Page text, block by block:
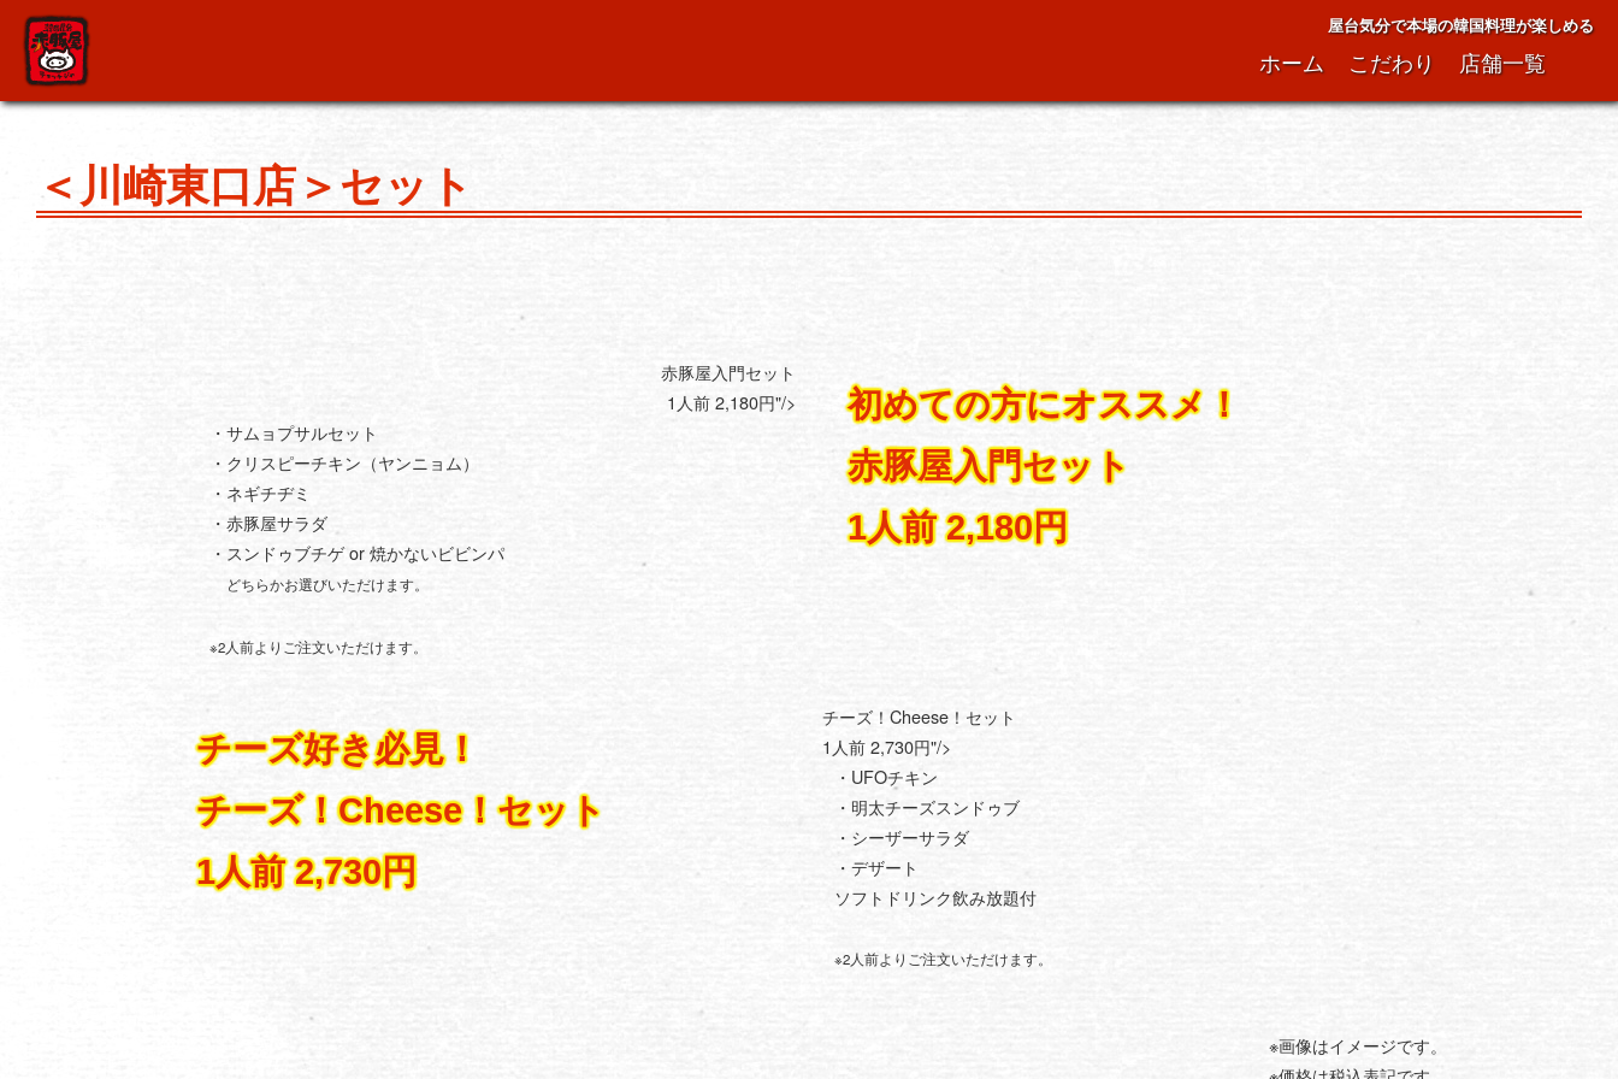
屋台気分で本場の韓国料理が楽しめる
ホーム こだわり 店舗一覧
＜川崎東口店＞セット
初めての方にオススメ！
赤豚屋入門セット
1人前 2,180円
赤豚屋入門セット
1人前 2,180円"/>
・サムョプサルセット
・クリスピーチキン（ヤンニョム）
・ネギチヂミ
・赤豚屋サラダ
・スンドゥブチゲ or 焼かないビビンパ
どちらかお選びいただけます。
※2人前よりご注文いただけます。
チーズ好き必見！
チーズ！Cheese！セット
1人前 2,730円
チーズ！Cheese！セット
1人前 2,730円"/>
・UFOチキン
・明太チーズスンドゥブ
・シーザーサラダ
・デザート
ソフトドリンク飲み放題付
※2人前よりご注文いただけます。
※画像はイメージです。